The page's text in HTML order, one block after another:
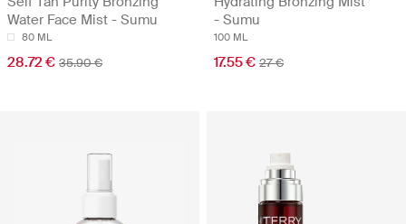
Water Face Mist - Sumu
80 ML
28.72 € 35.90 €
- Sumu
100 ML
17.55 € 27 €